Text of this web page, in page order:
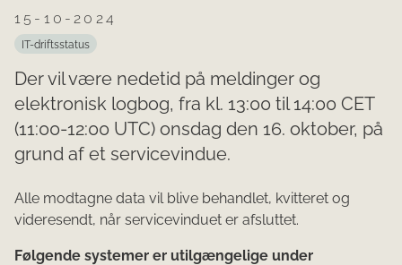
15-10-2024
IT-driftsstatus
Der vil være nedetid på meldinger og
elektronisk logbog, fra kl. 13:00 til 14:00 CET
(11:00-12:00 UTC) onsdag den 16. oktober, på
grund af et servicevindue.
Alle modtagne data vil blive behandlet, kvitteret og
videresendt, når servicevinduet er afsluttet.
Følgende systemer er utilgængelige under